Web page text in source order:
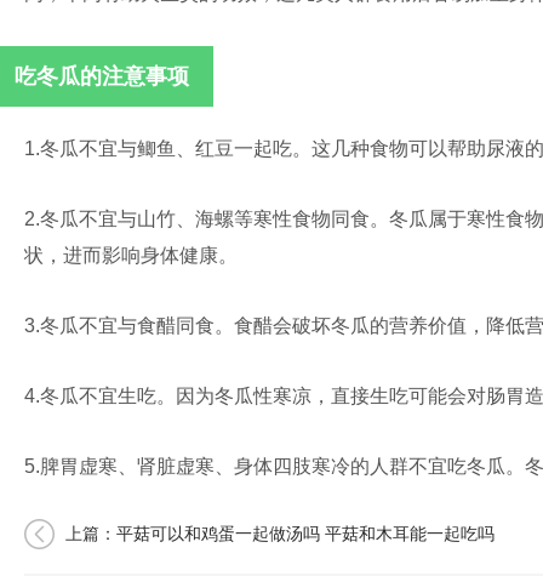
吃冬瓜的注意事项
1.冬瓜不宜与鲫鱼、红豆一起吃。这几种食物可以帮助尿液
2.冬瓜不宜与山竹、海螺等寒性食物同食。冬瓜属于寒性食
状，进而影响身体健康。
3.冬瓜不宜与食醋同食。食醋会破坏冬瓜的营养价值，降低
4.冬瓜不宜生吃。因为冬瓜性寒凉，直接生吃可能会对肠胃
5.脾胃虚寒、肾脏虚寒、身体四肢寒冷的人群不宜吃冬瓜。
上篇： 平菇可以和鸡蛋一起做汤吗 平菇和木耳能一起吃吗